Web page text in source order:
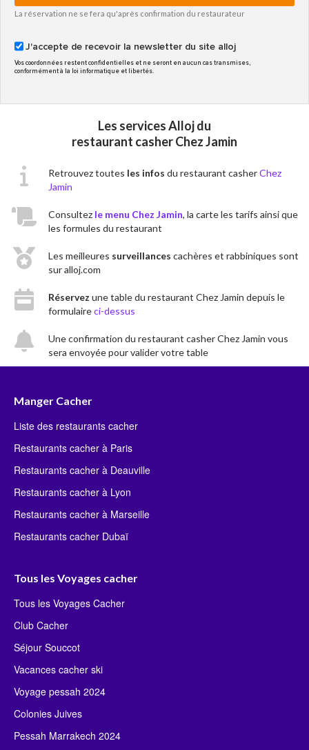
La réservation ne se fera qu'après confirmation du restaurateur
J'accepte de recevoir la newsletter du site alloj
Vos coordonnées restent confidentielles et ne seront en aucun cas transmises,
conformément à la loi informatique et libertés.
Les services Alloj du
restaurant casher Chez Jamin
Retrouvez toutes les infos du restaurant casherChez
Jamin
Consultez le menu Chez Jamin, la carte les tarifs ainsi que
les formules du restaurant
Les meilleures surveillances cachères et rabbiniques sont
sur alloj.com
Réservez une table du restaurant Chez Jamin depuis le
formulaireci-dessus
Une confirmation du restaurant casher Chez Jamin vous
sera envoyée pour valider votre table
Manger Cacher
Liste des restaurants cacher
Restaurants cacher à Paris
Restaurants cacher à Deauville
Restaurants cacher à Lyon
Restaurants cacher à Marseille
Restaurants cacher Dubaï
Tous les Voyages cacher
Tous les Voyages Cacher
Club Cacher
Séjour Souccot
Vacances cacher ski
Voyage pessah 2024
Colonies Juives
Pessah Marrakech 2024